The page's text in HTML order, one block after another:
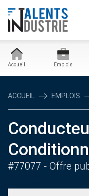
Accueil Emplois
ACCUEIL EMPLOIS
#77077 - Offre